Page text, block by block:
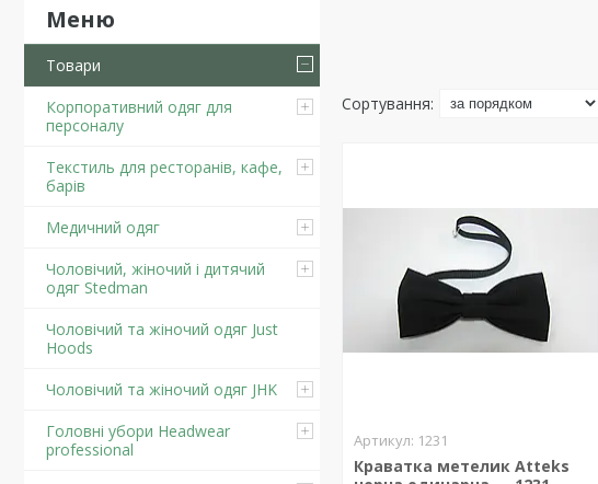
Товари
Корпоративний одяг для
персоналу
Текстиль для ресторанів, кафе,
барів
Медичний одяг
Чоловічий, жіночий і дитячий
одяг Stedman
Чоловічий та жіночий одяг Just
Hoods
Чоловічий та жіночий одяг JHK
Головні убори Headwear
professional
1231
Краватка метелик Atteks